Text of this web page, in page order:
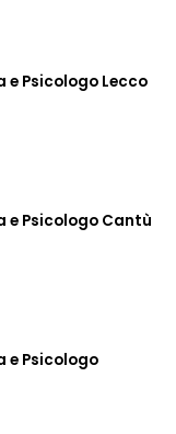
e Psicologo Lecco
e Psicologo Cantù
e Psicologo